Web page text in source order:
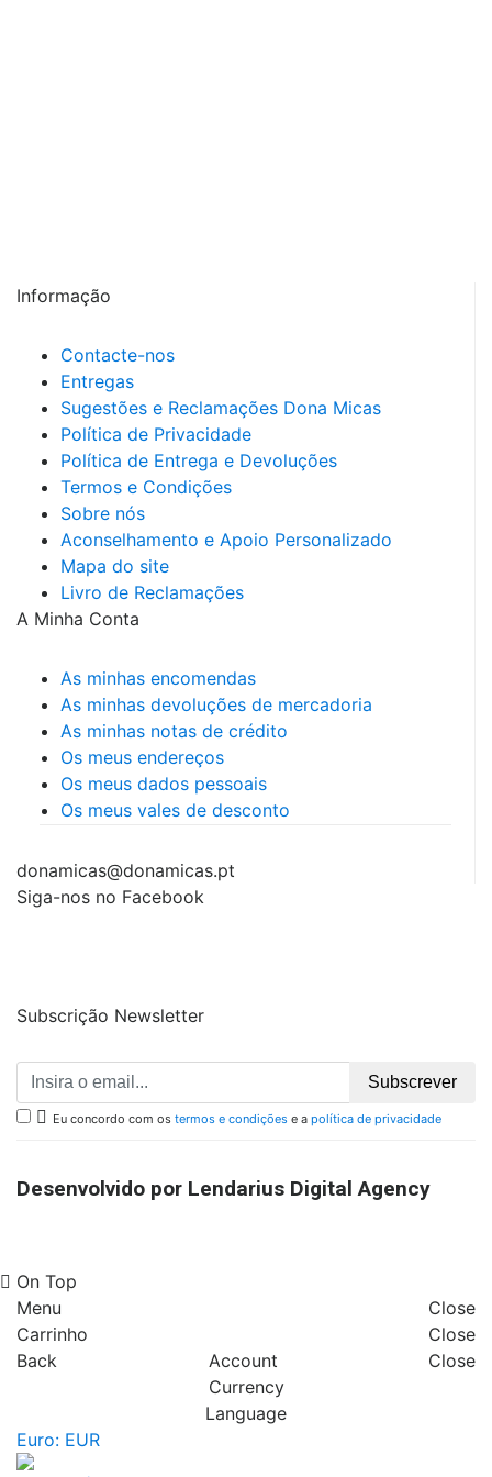
Informação
Contacte-nos
Entregas
Sugestões e Reclamações Dona Micas
Política de Privacidade
Política de Entrega e Devoluções
Termos e Condições
Sobre nós
Aconselhamento e Apoio Personalizado
Mapa do site
Livro de Reclamações
A Minha Conta
As minhas encomendas
As minhas devoluções de mercadoria
As minhas notas de crédito
Os meus endereços
Os meus dados pessoais
Os meus vales de desconto
donamicas@donamicas.pt
Siga-nos no Facebook
Subscrição Newsletter
Subscrever
 Eu concordo com os termos e condições e a política de privacidade
Desenvolvido por Lendarius Digital Agency
On Top
Menu
Close
Carrinho
Close
Back
Account
Close
Currency
Language
Euro: EUR